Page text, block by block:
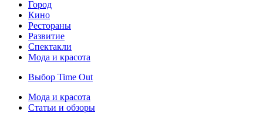
Город
Кино
Рестораны
Развитие
Спектакли
Мода и красота
Выбор Time Out
Мода и красота
Статьи и обзоры